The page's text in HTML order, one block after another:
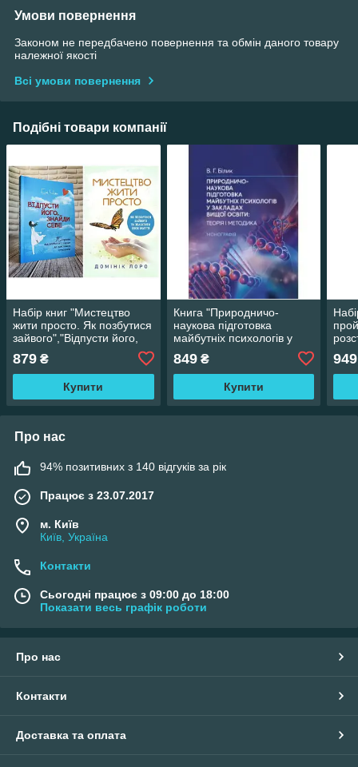
Умови повернення
Законом не передбачено повернення та обмін даного товару
належної якості
Всі умови повернення
Подібні товари компанії
Набір книг "Мистецтво
жити просто. Як позбутися
зайвого","Відпусти його,
879 ₴
Купити
Книга "Природничо-
наукова підготовка
майбутніх психологів у
Валентина Билык
849₴
Купити
949
Про нас
94% позитивних з 140 відгуків за рік
Працює з 23.07.2017
м. Київ
Київ, Україна
Контакти
Сьогодні працює з 09:00 до 18:00
Показати весь графік роботи
Про нас
Контакти
Доставка та оплата